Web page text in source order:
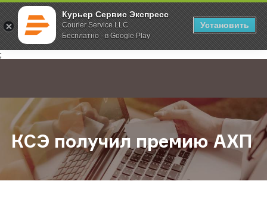
Курьер Сервис Экспресс
Courier Service LLC
Бесплатно - в Google Play
Установить
;
Главная О компании Новости КСЭ получил премию АХП
КСЭ получил премию АХП